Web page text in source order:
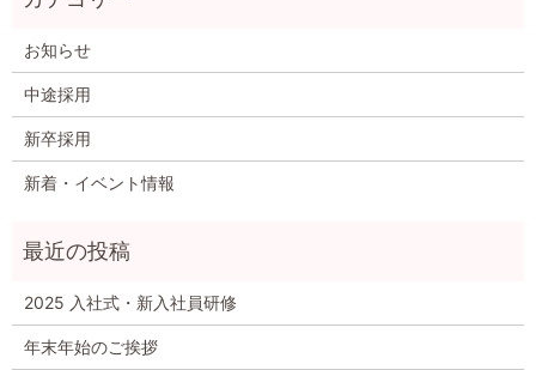
お知らせ
中途採用
新卒採用
新着・イベント情報
2025 入社式・新入社員研修
年末年始のご挨拶